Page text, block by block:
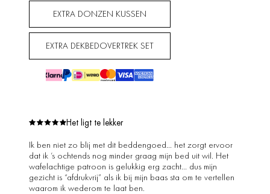
EXTRA DONZEN KUSSEN
EXTRA DEKBEDOVERTREK SET
Het ligt te lekker
Ik ben niet zo blij met dit beddengoed… het zorgt ervoor
dat ik ’s ochtends nog minder graag mijn bed uit wil. Het
wafelachtige patroon is gelukkig erg zacht… dus mijn
gezicht is “afdrukvrij” als ik bij mijn baas sta om te vertellen
waarom ik wederom te laat ben.